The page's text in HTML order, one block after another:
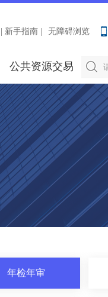
| 新手指南 | 无障碍浏览
公共资源交易
年检年审